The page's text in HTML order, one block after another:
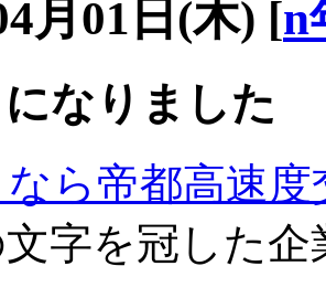
月01日(木) [n
になりました
ら帝都高速度
字を冠した